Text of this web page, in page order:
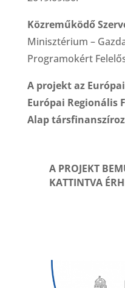
Közreműködő
Minisztérium –
Programokért
A projekt az
Európai Regionális
Alap
A PROJEKT
KATTINTVA